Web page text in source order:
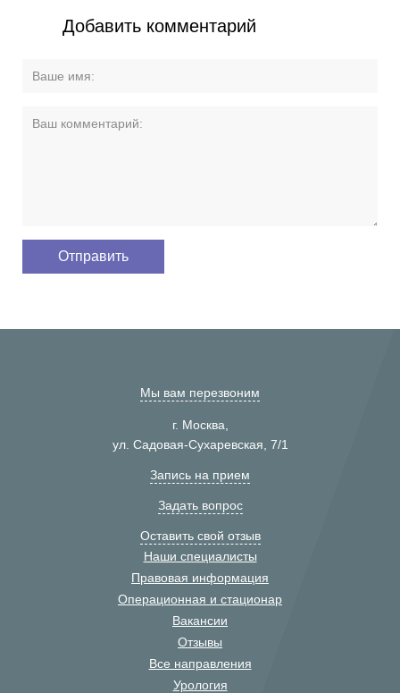
Добавить комментарий
Мы вам перезвоним
г. Москва,
ул. Садовая-Сухаревская, 7/1
Запись на прием
Задать вопрос
Оставить свой отзыв
Наши специалисты
Правовая информация
Операционная и стационар
Вакансии
Отзывы
Все направления
Урология